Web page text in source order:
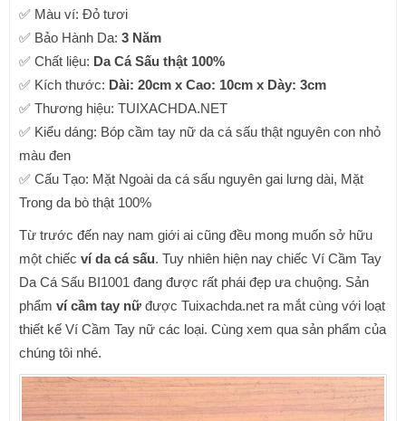
✅ Màu ví: Đỏ tươi
✅ Bảo Hành Da: 3 Năm
✅ Chất liệu: Da Cá Sấu thật 100%
✅ Kích thước: Dài: 20cm x Cao: 10cm x Dày: 3cm
✅ Thương hiệu: TUIXACHDA.NET
✅ Kiểu dáng: Bóp cầm tay nữ da cá sấu thật nguyên con nhỏ
màu đen
✅ Cấu Tạo: Mặt Ngoài da cá sấu nguyên gai lưng dài, Mặt
Trong da bò thật 100%
Từ trước đến nay nam giới ai cũng đều mong muốn sở hữu
một chiếc ví da cá sấu. Tuy nhiên hiện nay chiếc Ví Cầm Tay
Da Cá Sấu BI1001 đang được rất phái đẹp ưa chuộng. Sản
phẩm ví cầm tay nữ được Tuixachda.net ra mắt cùng với loạt
thiết kế Ví Cầm Tay nữ các loại. Cùng xem qua sản phẩm của
chúng tôi nhé.